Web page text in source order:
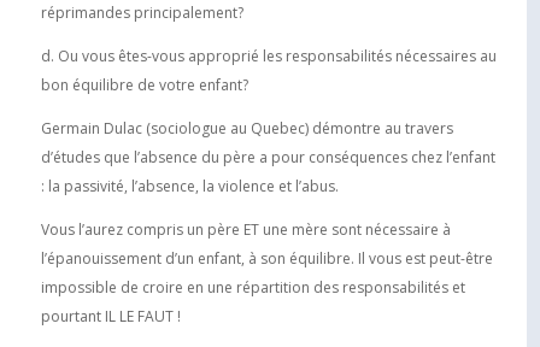
réprimandes principalement?
d. Ou vous êtes-vous approprié les responsabilités nécessaires au
bon équilibre de votre enfant?
Germain Dulac (sociologue au Quebec) démontre au travers
d’études que l’absence du père a pour conséquences chez l’enfant
: la passivité, l’absence, la violence et l’abus.
Vous l’aurez compris un père ET une mère sont nécessaire à
l’épanouissement d’un enfant, à son équilibre. Il vous est peut-être
impossible de croire en une répartition des responsabilités et
pourtant IL LE FAUT !